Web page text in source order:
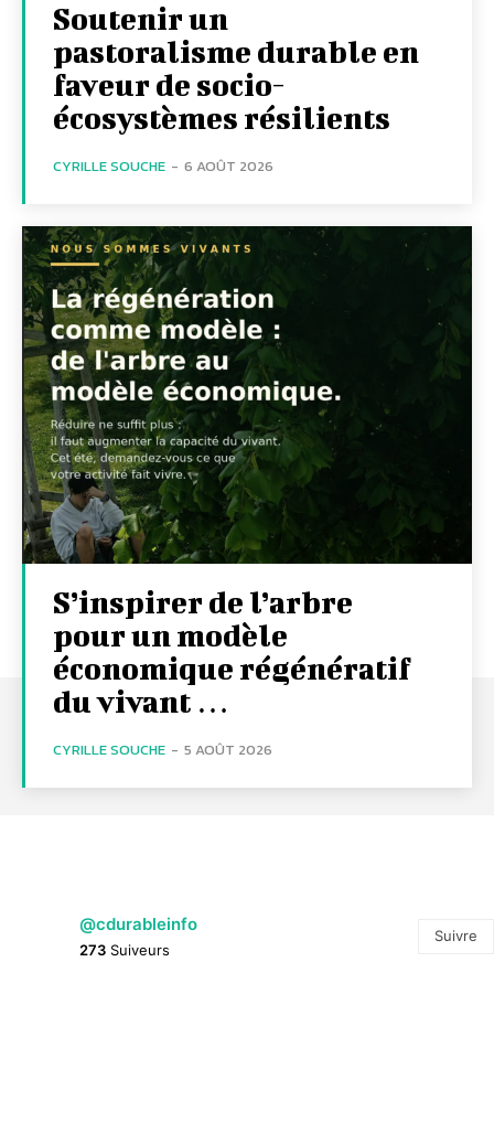
Soutenir un
pastoralisme durable en
faveur de socio-
écosystèmes résilients
CYRILLE SOUCHE - 6 AOÛT 2026
S’inspirer de l’arbre
pour un modèle
économique régénératif
du vivant …
CYRILLE SOUCHE - 5 AOÛT 2026
@cdurableinfo
273 Suiveurs
Suivre